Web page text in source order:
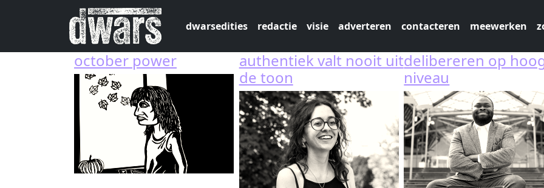
Overslaan en naar de inhoud gaan
dwarsedities
redactie visie adverteren contacteren meewerken
october power
authentiek valt nooit uit
de toon
delibereren op
niveau